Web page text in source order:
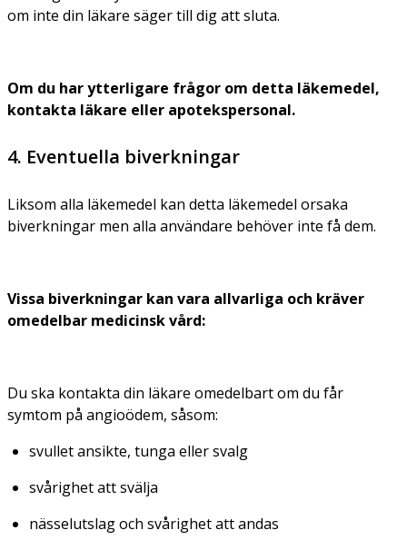
om inte din läkare säger till dig att sluta.
Om du har ytterligare frågor om detta läkemedel,
kontakta läkare eller apotekspersonal.
4. Eventuella biverkningar
Liksom alla läkemedel kan detta läkemedel orsaka
biverkningar men alla användare behöver inte få dem.
Vissa biverkningar kan vara allvarliga och kräver
omedelbar medicinsk vård:
Du ska kontakta din läkare omedelbart om du får
symtom på angioödem, såsom:
svullet ansikte, tunga eller svalg
svårighet att svälja
nässelutslag och svårighet att andas